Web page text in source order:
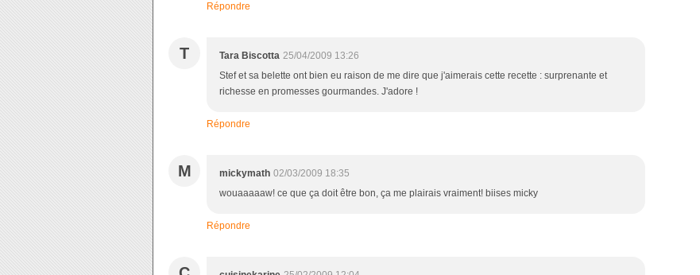
Répondre
T Tara Biscotta 25/04/2009 13:26
Stef et sa belette ont bien eu raison de me dire que j'aimerais cette recette : surprenante et
richesse en promesses gourmandes. J'adore !
Répondre
M mickymath 02/03/2009 18:35
wouaaaaaw! ce que ça doit être bon, ça me plairais vraiment! biises micky
Répondre